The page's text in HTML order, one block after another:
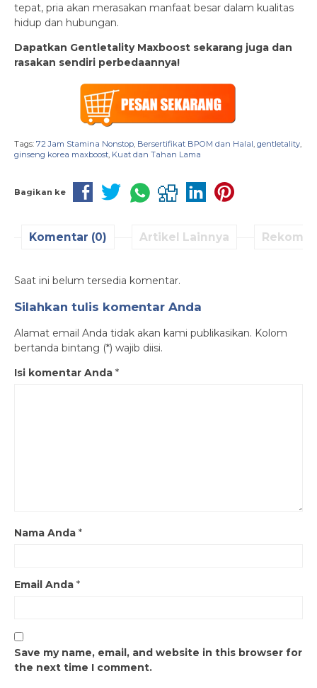
tepat, pria akan merasakan manfaat besar dalam kualitas
hidup dan hubungan.
Dapatkan Gentletality Maxboost sekarang juga dan
rasakan sendiri perbedaannya!
Tags: 72 Jam Stamina Nonstop, Bersertifikat BPOM dan Halal, gentletality,
ginseng korea maxboost, Kuat dan Tahan Lama
Bagikan ke
Komentar (0) Artikel Lainnya
Saat ini belum tersedia komentar.
Silahkan tulis komentar Anda
Alamat email Anda tidak akan kami publikasikan. Kolom
bertanda bintang (*) wajib diisi.
Isi komentar Anda *
Nama Anda *
Email Anda *
Save my name, email, and website in this browser for
the next time I comment.